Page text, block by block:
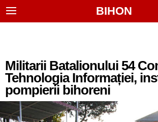
BIHON
Militarii Batalionului 54
Tehnologia Informației,
pompierii bihoreni